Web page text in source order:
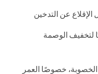
الإقلاع عن التدخين
لتخفيف الوصمة
الخصوبة، خصوصًا العمر